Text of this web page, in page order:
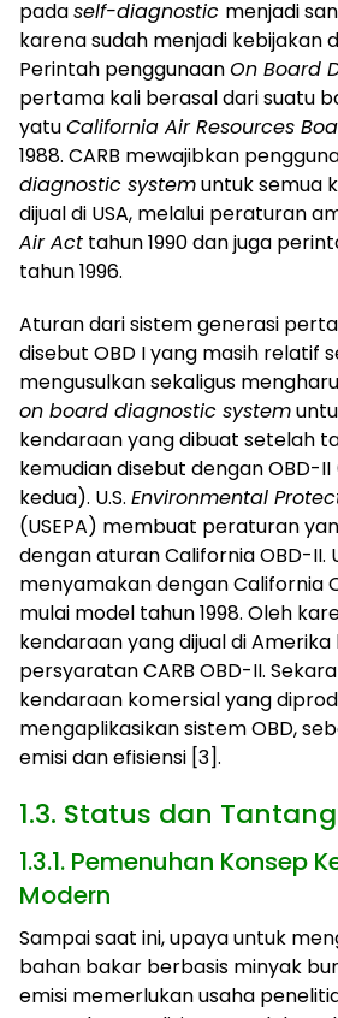
padaself-diagnostic menjadi
karena sudah menjadi kebijakan
Perintah penggunaanOn Board
pertama kali berasal dari suatu
yatuCalifornia Air Resources
1988. CARB mewajibkan
diagnostic systemuntuk semua
dijual di USA, melalui peraturan
Air Act tahun 1990 dan juga
tahun 1996.
Aturan dari sistem generasi
disebut OBD I yang masih relatif
mengusulkan sekaligus
on board diagnostic system
kendaraan yang dibuat setelah
kemudian disebut dengan OBD-
kedua). U.S. Environmental
(USEPA) membuat peraturan
dengan aturan California OBD-II.
menyamakan dengan California
mulai model tahun 1998. Oleh
kendaraan yang dijual di
persyaratan CARB OBD-II.
kendaraan komersial yang
mengaplikasikan sistem OBD,
emisi dan efisiensi [3].
1.3. Status dan
1.3.1. Pemenuhan Konsep
Modern
Sampai saat ini, upaya untuk
bahan bakar berbasis minyak
emisi memerlukan usaha